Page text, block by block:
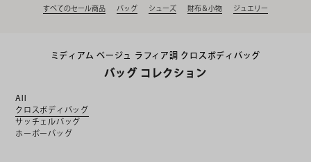
すべてのセール商品 バッグ シューズ 財布＆小物 ジュエリー
ミディアム ベージュ ラフィア調 クロスボディバッグ
バッグ コレクション
All
クロスボディバッグ
サッチェルバッグ
ホーボーバッグ